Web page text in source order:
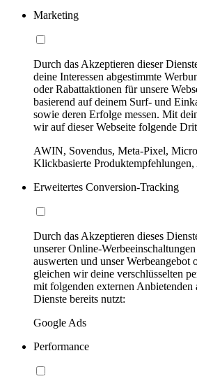
Marketing
Durch das Akzeptieren dieser
deine Interessen abgestimmte
oder Rabattaktionen für unsere
basierend auf deinem Surf- und
sowie deren Erfolge messen. Mit
wir auf dieser Webseite folgende
AWIN, Sovendus, Meta-Pixel,
Klickbasierte
Erweitertes Conversion-Tracking
Durch das Akzeptieren dieses
unserer Online-
auswerten und unser Werbeangebot
gleichen wir deine verschlüsselten
mit folgenden externen Anbietenden
Dienste bereits nutzt:
Google Ads
Performance